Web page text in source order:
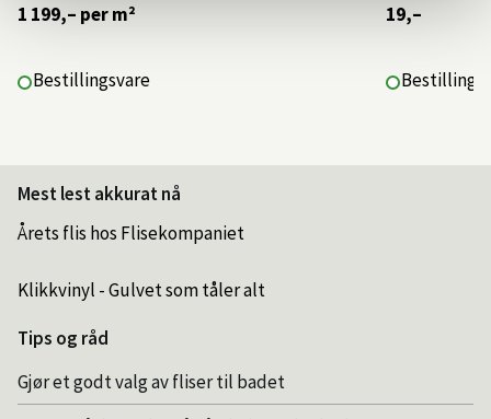
1 199,– per m²
Bestillingsvare
19,–
Mest lest akkurat nå
Årets flis hos Flisekompaniet
Klikkvinyl - Gulvet som tåler alt
Tips og råd
Gjør et godt valg av fliser til badet